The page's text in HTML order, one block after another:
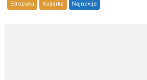
Evropska Košarka Najnovije